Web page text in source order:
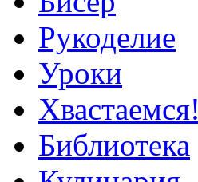
Рукоделие
Уроки
Хвастаемся!
Библиотека